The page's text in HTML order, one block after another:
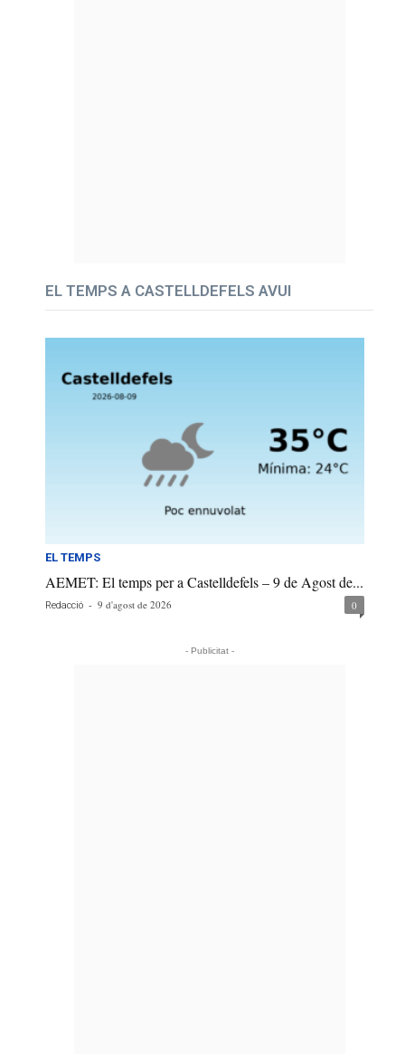
EL TEMPS A CASTELLDEFELS AVUI
EL TEMPS
AEMET: El temps per a Castelldefels – 9 de Agost de...
Redacció - 9 d'agost de 2026 0
- Publicitat -